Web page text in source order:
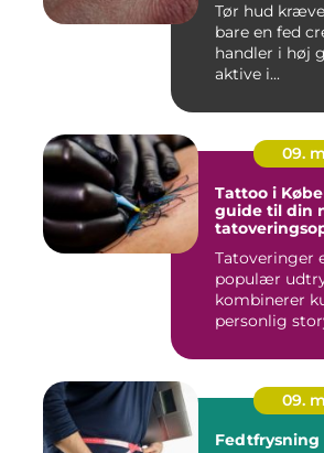
Tør hud
bare en fed
handler i høj
aktive i...
09.
Tattoo i
guide til din
Tatoveringer
populær
kombinerer
personlig
09.
Fedtfrysning